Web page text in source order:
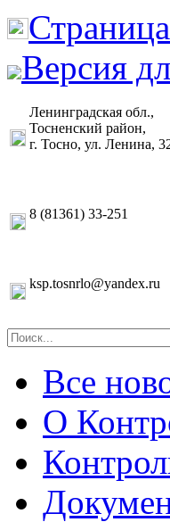
Версия
Ленинградская обл.,
Тосненский район,
г. Тосно, ул. Ленина,
8 (81361) 33-251
ksp.tosnrlo@yandex.ru
Все
О